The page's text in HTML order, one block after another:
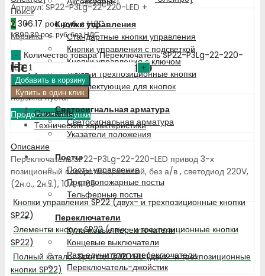
Поиск
0
Корзина
Недавно добавлено
Корзина пуста!
Продолжить покупки
Кнопки управления
Стандартные кнопки управления
Кнопки управления с подсветкой
Кнопки управления с ключом
Двух- и трехпозиционные кнопки
Комплектующие для кнопок
Светосигнальная арматура
Светосигнальная арматура
Указатели положения
Посты
Посты управления
Противопожарные посты
Тельферные посты
Переключатели
Кулачковые переключатели
Концевые выключатели
Разъединители и переключатели
Переключатель-джойстик
Артикул: SP22-P3Lg-22-220-LED +
2 306.17 рос. руб.с НДС
1 890.30рос. руб.без НДС
Количество товара Переключатель SP22-P3Lg-22-220-
LED
Добавить в корзину
Купить в один клик
Описание
Технические характеристики
Описание
Переключатель SP22-P3Lg-22-220-LED привод 3-х
позиционный поворотный, желтый, без а/в , светодиод 220V,
(2н.о., 2н.з.), 10А, IP65
Кнопки управления SP22 (двух- и трехпозиционные кнопки
SP22)
Элементы кнопок SP22 (двух- и трехпозиционные кнопки
SP22)
Полный каталог Spamel 2020 RU (двух- и трехпозиционные
кнопки SP22)